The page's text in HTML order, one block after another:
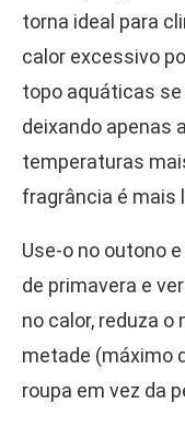
torna ideal para
calor excessivo
topo aquáticas
deixando apenas
temperaturas
fragrância é mais
Use-o no outono
de primavera e
no calor, reduza o
metade (máximo
roupa em vez da